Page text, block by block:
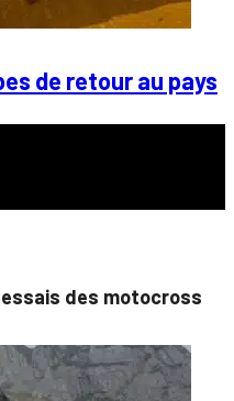
de retour au pays
des motocross